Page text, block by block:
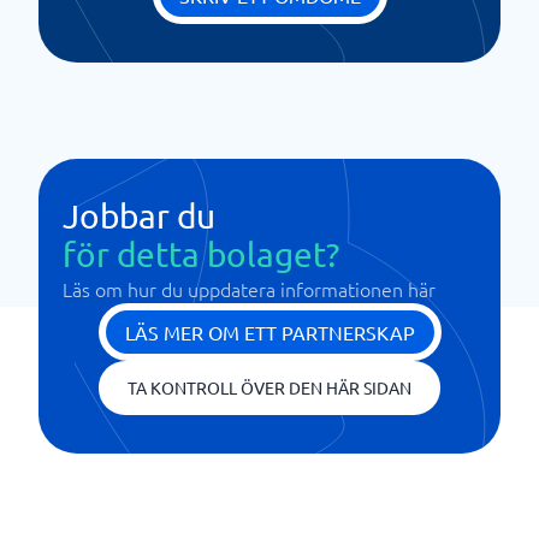
Jobbar du
för detta bolaget?
Läs om hur du uppdatera informationen här
LÄS MER OM ETT PARTNERSKAP
TA KONTROLL ÖVER DEN HÄR SIDAN